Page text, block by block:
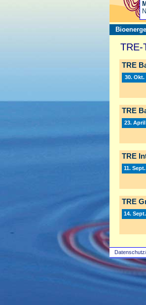
TRE-
TRE
30. Okt.
TRE
23. April
TRE
11.
TRE
14.